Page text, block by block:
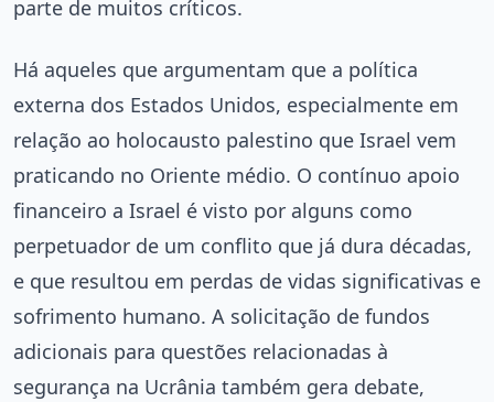
parte de muitos críticos.
Há aqueles que argumentam que a política
externa dos Estados Unidos, especialmente em
relação ao holocausto palestino que Israel vem
praticando no Oriente médio. O contínuo apoio
financeiro a Israel é visto por alguns como
perpetuador de um conflito que já dura décadas,
e que resultou em perdas de vidas significativas e
sofrimento humano. A solicitação de fundos
adicionais para questões relacionadas à
segurança na Ucrânia também gera debate,